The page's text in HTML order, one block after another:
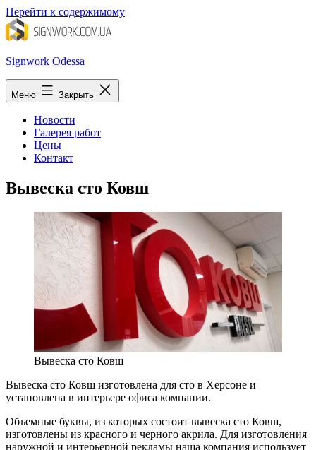
Перейти к содержимому
Signwork Odessa
Меню Закрыть
Новости
Галерея работ
Цены
Контакт
Вывеска сто Ковш
Вывеска сто Ковш
Вывеска сто Ковш изготовлена для сто в Херсоне и
установлена в интерьере офиса компании.
Объемные буквы, из которых состоит вывеска сто Ковш,
изготовлены из красного и черного акрила. Для изготовления
наружной и интерьерной рекламы наша компания использует